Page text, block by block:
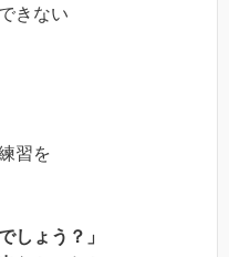
きない
習を
しょう？」